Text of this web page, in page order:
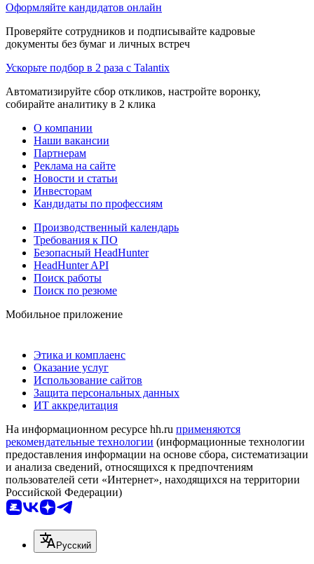
Оформляйте кандидатов онлайн
Проверяйте сотрудников и подписывайте кадровые
документы без бумаг и личных встреч
Ускорьте подбор в 2 раза с Talantix
Автоматизируйте сбор откликов, настройте воронку,
собирайте аналитику в 2 клика
О компании
Наши вакансии
Партнерам
Реклама на сайте
Новости и статьи
Инвесторам
Кандидаты по профессиям
Производственный календарь
Требования к ПО
Безопасный HeadHunter
HeadHunter API
Поиск работы
Поиск по резюме
Мобильное приложение
Этика и комплаенс
Оказание услуг
Использование сайтов
Защита персональных данных
ИТ аккредитация
На информационном ресурсе hh.ru применяются
рекомендательные технологии (информационные технологии
предоставления информации на основе сбора, систематизации
и анализа сведений, относящихся к предпочтениям
пользователей сети «Интернет», находящихся на территории
Российской Федерации)
Русский